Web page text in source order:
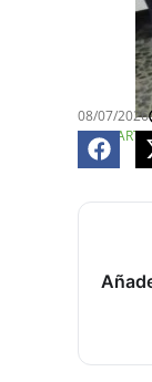
08/07/2026
COMPARTE